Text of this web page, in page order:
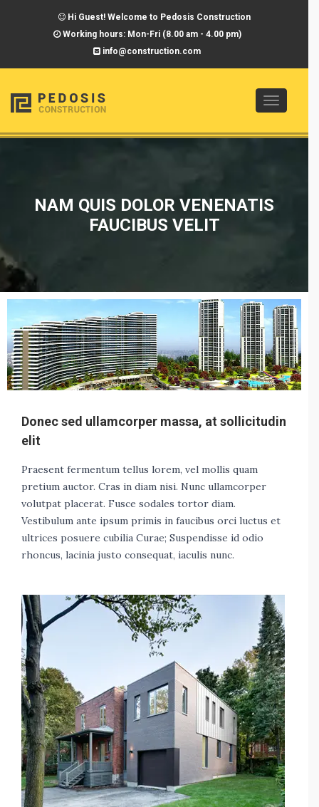
Hi Guest! Welcome to Pedosis Construction
Working hours: Mon-Fri (8.00 am - 4.00 pm)
info@construction.com
Toggle
NAM QUIS DOLOR VENENATIS
FAUCIBUS VELIT
Donec sed ullamcorper massa, at sollicitudin
elit
Praesent fermentum tellus lorem, vel mollis quam
pretium auctor. Cras in diam nisi. Nunc ullamcorper
volutpat placerat. Fusce sodales tortor diam.
Vestibulum ante ipsum primis in faucibus orci luctus et
ultrices posuere cubilia Curae; Suspendisse id odio
rhoncus, lacinia justo consequat, iaculis nunc.